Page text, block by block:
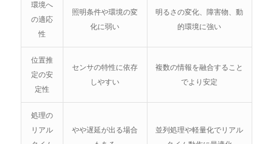
環境へ
の適応
性
照明条件や環境の変
化に弱い
明るさの変化、障害物、動
的環境に強い
位置推
定の安
定性
センサの特性に依存
しやすい
複数の情報を融合すること
でより安定
処理の
リアル
やや遅延が出る場合
並列処理や軽量化でリアル